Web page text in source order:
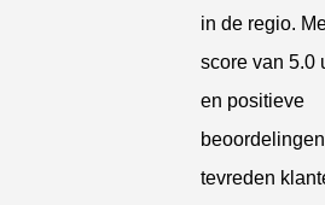
in de regio.
score van 5.0
en positieve
tevreden